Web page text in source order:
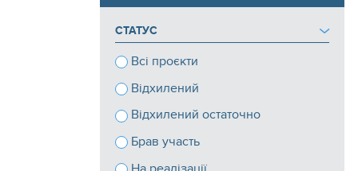
СТАТУС
Всі проєкти
Відхилений
Відхилений остаточно
Брав участь